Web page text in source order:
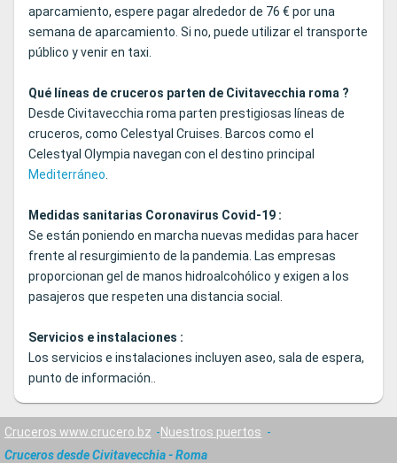
aparcamiento, espere pagar alrededor de 76 € por una
semana de aparcamiento. Si no, puede utilizar el transporte
público y venir en taxi.
Qué líneas de cruceros parten de Civitavecchia roma ?
Desde Civitavecchia roma parten prestigiosas líneas de
cruceros, como Celestyal Cruises. Barcos como el
Celestyal Olympia navegan con el destino principal
Mediterráneo.
Medidas sanitarias Coronavirus Covid-19 :
Se están poniendo en marcha nuevas medidas para hacer
frente al resurgimiento de la pandemia. Las empresas
proporcionan gel de manos hidroalcohólico y exigen a los
pasajeros que respeten una distancia social.
Servicios e instalaciones :
Los servicios e instalaciones incluyen aseo, sala de espera,
punto de información..
Cruceros www.crucero.bz
Nuestros puertos
Cruceros desde Civitavecchia - Roma